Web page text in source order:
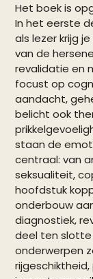
Het boek is
In het eerste
als lezer krijg
van de
revalidatie en
focust op
aandacht,
belicht ook
staan de
centraal: van
seksualiteit,
hoofdstuk
onderbouw
diagnostiek,
deel ten slotte
onderwerpen